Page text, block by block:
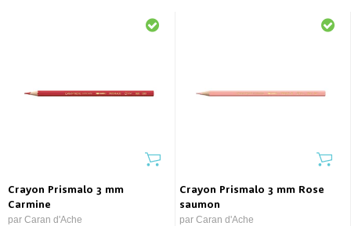
Crayon Prismalo 3 mm
Carmine
par Caran d'Ache
Crayon Prismalo 3 mm Rose
saumon
par Caran d'Ache